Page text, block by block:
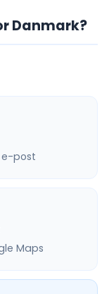
Danmark?
e-post
Maps